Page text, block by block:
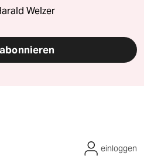
Welzer
einloggen